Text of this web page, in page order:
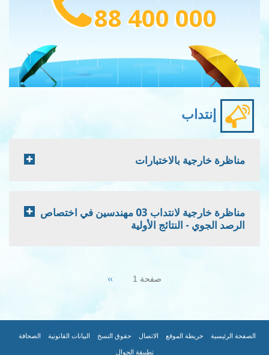
88 400 000
إنتداب
مناظرة خارجية بالاختبارات
مناظرة خارجية لانتداب 03 مهندسين في اختصاص
الرصد الجوي - النتائج الأولية
صفحة 1 Next
››
FOOTER
الصفحة الرئيسية خريطة الموقع الاتصال حقوق النسخ البيانات القانونية الصحافة
تطبيقة الجوال